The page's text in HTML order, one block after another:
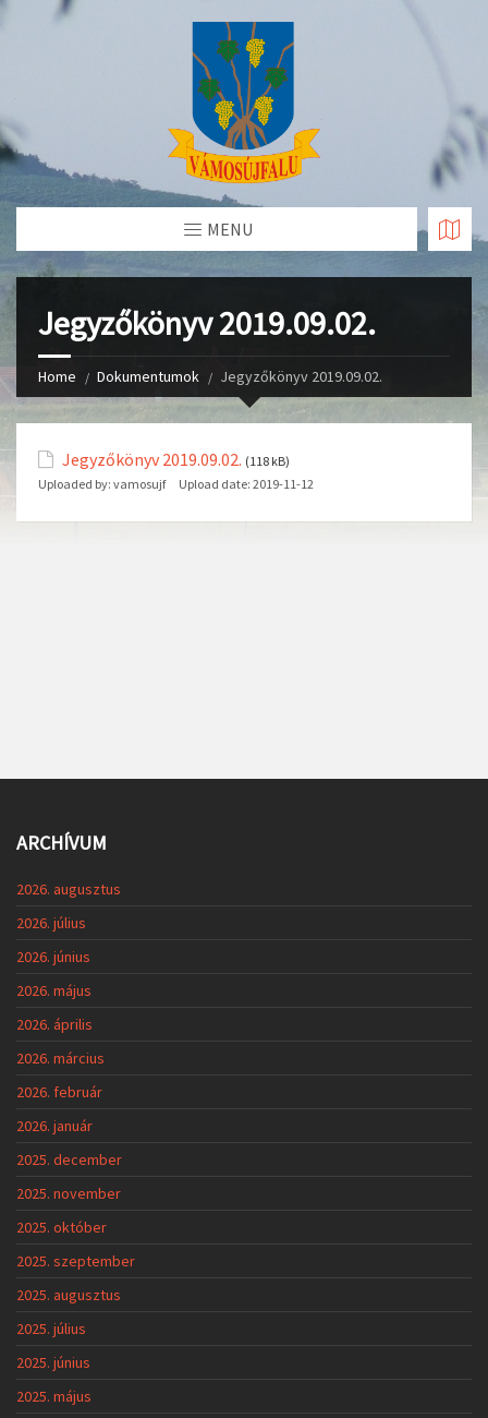
Skip
MENU
Jegyzőkönyv 2019.09.02.
Home Dokumentumok Jegyzőkönyv 2019.09.02.
Jegyzőkönyv 2019.09.02. (118 kB)
Uploaded by: vamosujf Upload date: 2019-11-12
ARCHÍVUM
2026. augusztus
2026. július
2026. június
2026. május
2026. április
2026. március
2026. február
2026. január
2025. december
2025. november
2025. október
2025. szeptember
2025. augusztus
2025. július
2025. június
2025. május